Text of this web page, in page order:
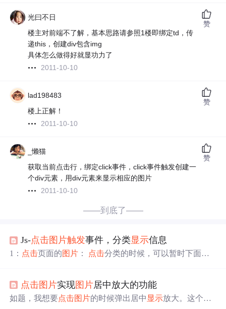
光曰不日
楼主对前端不了解，基本思路请参照1楼即绑定td，传
递this，创建div包含img
具体怎么做得好就显功力了
2011-10-10
赞
lad198483
楼上正解！
2011-10-10
赞
_懒猫
获取当前点击行，绑定click事件，click事件触发创建一
个div元素，用div元素来显示相应的图片
2011-10-10
赞
——到底了——
Js-点击图片触发事件，分类显示信息
1： 点击页面的图片 ： 点击分类的时候，可以暂时下面的
点击图片实现图片居中放大的功能
如题，我想要点击图片的时候弹出居中 显示放大。这个功